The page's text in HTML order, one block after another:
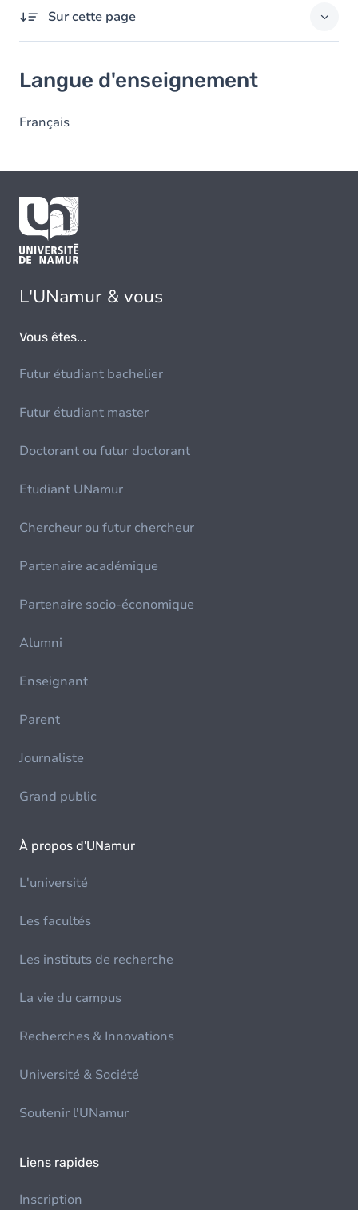
Sur cette page
Langue d'enseignement
Français
L'UNamur & vous
Vous êtes...
Futur étudiant bachelier
Futur étudiant master
Doctorant ou futur doctorant
Etudiant UNamur
Chercheur ou futur chercheur
Partenaire académique
Partenaire socio-économique
Alumni
Enseignant
Parent
Journaliste
Grand public
À propos d'UNamur
L'université
Les facultés
Les instituts de recherche
La vie du campus
Recherches & Innovations
Université & Société
Soutenir l'UNamur
Liens rapides
Inscription